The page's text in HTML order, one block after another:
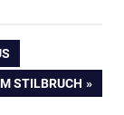
STILBRUCH